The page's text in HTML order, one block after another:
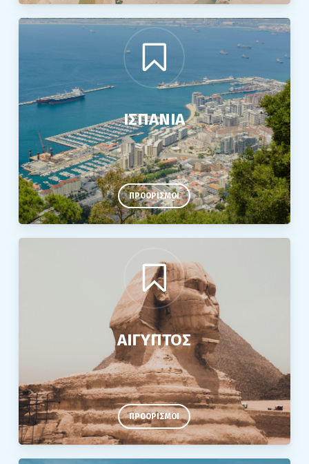
ΙΣΠΑΝΙΑ
ΠΡΟΟΡΙΣΜΟΙ
ΑΙΓΥΠΤΟΣ
ΠΡΟΟΡΙΣΜΟΙ